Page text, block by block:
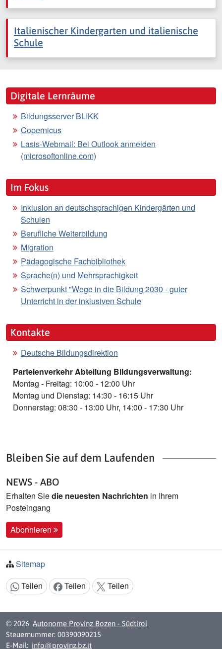
Italienischer Kindergarten und italienische
Schule
Digitale Lernräume
Bildungsserver BLIKK
Copernicus
Lasis-Webmail: Bei Outlook anmelden
(microsoftonline.com)
Im Fokus
Inklusion an deutschsprachigen Kindergärten und
Schulen
Berufliche Weiterbildung
Migration
Pädagogische Fachbibliothek
Sprache(n) und Mehrsprachigkeit
Schwerpunkt "Wege in die Bildung 2030 - guter
Unterricht in der inklusiven Schule
Kontakte
Deutsche Bildungsdirektion
Parteienverkehr Abteilung Bildungsverwaltung:
Montag - Freitag: 10:00 - 12:00 Uhr
Montag und Dienstag: 14:30 - 16:15 Uhr
Donnerstag: 08:30 - 13:00 Uhr, 14:00 - 17:30 Uhr
Bleiben Sie auf dem Laufenden
NEWS - ABO
Erhalten Siedie neuesten Nachrichten in Ihrem
Posteingang
Abonnieren
Sitemap
Inhalt teilen:
Teilen Teilen Teilen
© 2026 Autonome Provinz Bozen - Südtirol
Steuernummer: 00390090215
E-Mail: info@provinz.bz.it